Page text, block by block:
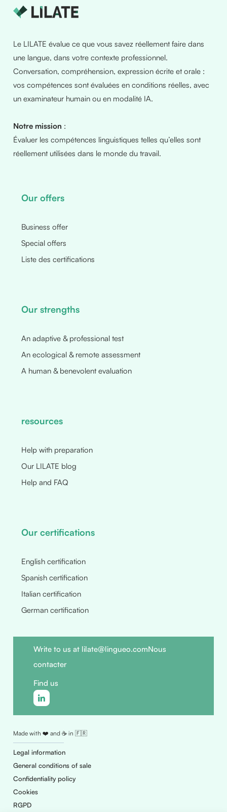
Le LILATE évalue ce que vous savez réellement faire dans
une langue, dans votre contexte professionnel.
Conversation, compréhension, expression écrite et orale :
vos compétences sont évaluées en conditions réelles, avec
un examinateur humain ou en modalité IA.
Notre mission :
Évaluer les compétences linguistiques telles qu’elles sont
réellement utilisées dans le monde du travail.
Our offers
Business offer
Special offers
Liste des certifications
Our strengths
An adaptive & professional test
An ecological & remote assessment
A human & benevolent evaluation
resources
Help with preparation
Our LILATE blog
Help and FAQ
Our certifications
English certification
Spanish certification
Italian certification
German certification
Write to us at lilate@lingueo.comNous
contacter
Find us
Made with ❤️ and ☕ in 🇫🇷
Legal information
General conditions of sale
Confidentiality policy
Cookies
RGPD